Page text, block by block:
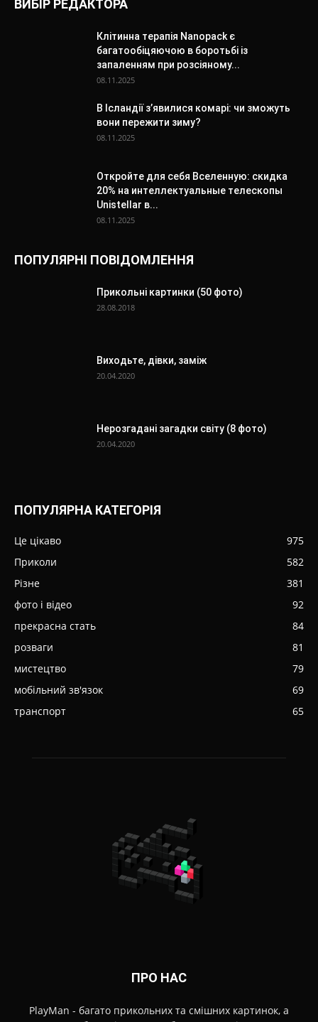
ВИБІР РЕДАКТОРА
Клітинна терапія Nanopack є
багатообіцяючою в боротьбі із
запаленням при розсіяному...
08.11.2025
В Ісландії з’явилися комарі: чи зможуть
вони пережити зиму?
08.11.2025
Откройте для себя Вселенную: скидка
20% на интеллектуальные телескопы
Unistellar в...
08.11.2025
ПОПУЛЯРНІ ПОВІДОМЛЕННЯ
Прикольні картинки (50 фото)
28.08.2018
Виходьте, дівки, заміж
20.04.2020
Нерозгадані загадки світу (8 фото)
20.04.2020
ПОПУЛЯРНА КАТЕГОРІЯ
Це цікаво
975
Приколи
582
Різне
381
фото і відео
92
прекрасна стать
84
розваги
81
мистецтво
79
мобільний зв'язок
69
транспорт
65
ПРО НАС
PlayMan - багато прикольних та смішних картинок, а